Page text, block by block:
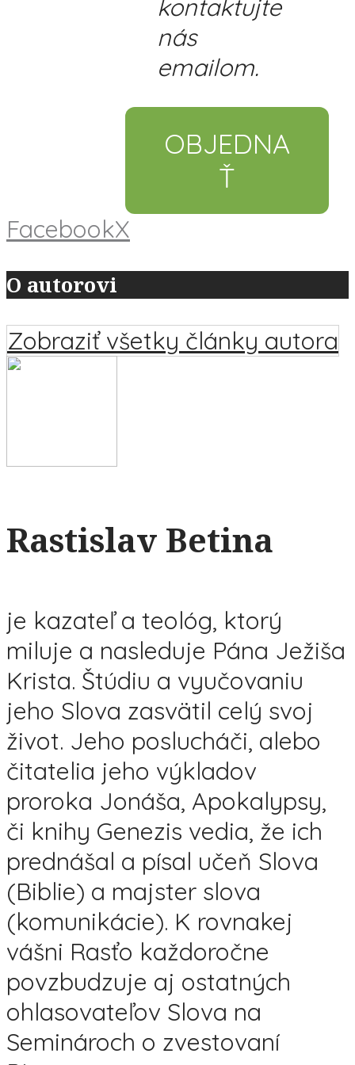
kontaktujte
nás
emailom.
OBJEDNA
Ť
FacebookX
O autorovi
Zobraziť všetky články autora
Rastislav Betina
je kazateľ a teológ, ktorý
miluje a nasleduje Pána Ježiša
Krista. Štúdiu a vyučovaniu
jeho Slova zasvätil celý svoj
život. Jeho poslucháči, alebo
čitatelia jeho výkladov
proroka Jonáša, Apokalypsy,
či knihy Genezis vedia, že ich
prednášal a písal učeň Slova
(Biblie) a majster slova
(komunikácie). K rovnakej
vášni Rasťo každoročne
povzbudzuje aj ostatných
ohlasovateľov Slova na
Seminároch o zvestovaní